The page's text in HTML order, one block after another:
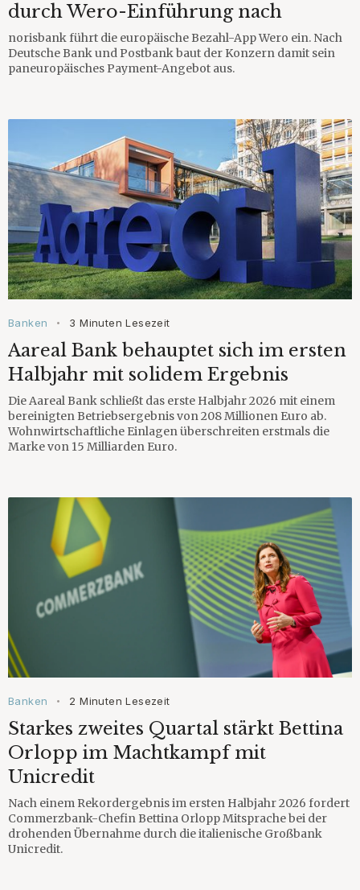
durch Wero-Einführung nach
norisbank führt die europäische Bezahl-App Wero ein. Nach
Deutsche Bank und Postbank baut der Konzern damit sein
paneuropäisches Payment-Angebot aus.
Banken • 3 Minuten Lesezeit
Aareal Bank behauptet sich im ersten
Halbjahr mit solidem Ergebnis
Die Aareal Bank schließt das erste Halbjahr 2026 mit einem
bereinigten Betriebsergebnis von 208 Millionen Euro ab.
Wohnwirtschaftliche Einlagen überschreiten erstmals die
Marke von 15 Milliarden Euro.
Banken • 2 Minuten Lesezeit
Starkes zweites Quartal stärkt Bettina
Orlopp im Machtkampf mit
Unicredit
Nach einem Rekordergebnis im ersten Halbjahr 2026 fordert
Commerzbank-Chefin Bettina Orlopp Mitsprache bei der
drohenden Übernahme durch die italienische Großbank
Unicredit.